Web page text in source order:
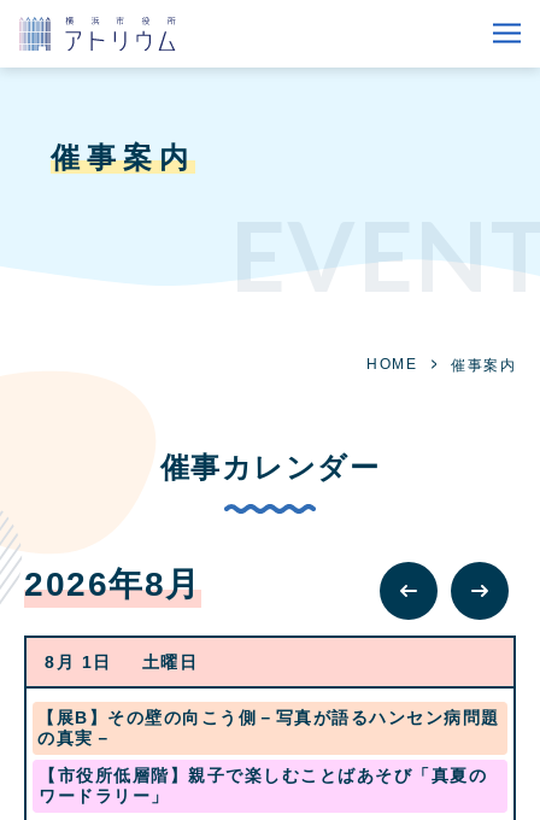
催事案内
HOME 催事案内
催事カレンダー
2026年8月
土曜日
8月 1
水
曜
日,
月
【展B】その壁の向こう側－写真が語るハンセン病問題
の真実－
土
曜
日,
【市役所低層階】親子で楽しむことばあそび「真夏の
ワードラリー」